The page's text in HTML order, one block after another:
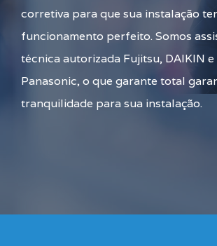
corretiva para que sua instalação
funcionamento perfeito. Somos
técnica autorizada Fujitsu, DAIKIN e
Panasonic, o que garante total
tranquilidade para sua instalação.